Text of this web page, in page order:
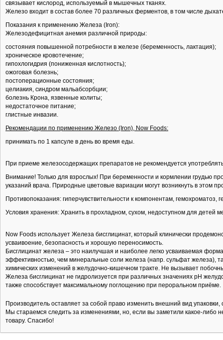
связывает кислород, используемый в мышечных тканях.
Железо входит в состав более 70 различных ферментов, в том числе
Показания к применению Железа (Iron):
Железодефицитная анемия различной природы:
состояния повышенной потребности в железе (беременность, лактация);
хроническое кровотечение;
гипохлогидрия (пониженная кислотность);
ожоговая болезнь;
постоперационные состояния;
целиакия, синдром мальабсорбции;
болезнь Крона, язвенные колиты;
недостаточное питание;
глистные инвазии.
Рекомендации по применению Железо (Iron), Now Foods:
принимать по 1 капсуле в день во время еды.
При приеме железосодержащих препаратов не рекомендуется
Внимание! Только для взрослых! При беременности и кормлении грудью
указаний врача. Природные цветовые вариации могут возникнуть в этом
Противопоказания: гиперчувствительности к компонентам,
Условия хранения: Хранить в прохладном, сухом, недоступном для детей
Now Foods использует Железа бисглицинат, который клинически
усваивоение, безопасность и хорошую переносимость.
Бисглицинат железа – это наилучшая и наиболее легко усваиваемая
эффективностью, чем минеральные соли железа (напр. сульфат железа),
химических изменений в желудочно-кишечном тракте. Не вызывает
Железа бисглицинат не гидролизуется при различных значениях рН
также способствует максимальному поглощению при пероральном приёме.
Производитель оставляет за собой право изменить внешний вид упаковки,
Мы стараемся следить за изменениями, но, если вы заметили какое-либо
товару. Спасибо!